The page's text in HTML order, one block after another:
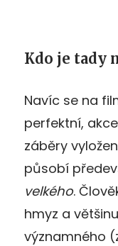
Kdo je tady
Navíc se na
perfektní,
záběry
působí
velkého.
hmyz a
významného